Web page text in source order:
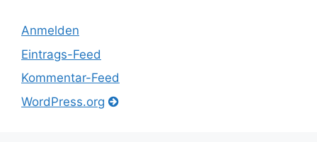
Anmelden
Eintrags-Feed
Kommentar-Feed
WordPress.org